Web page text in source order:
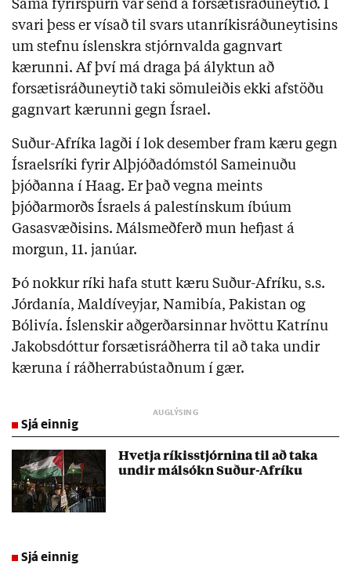
Sama fyrirspurn var send á forsætisráðuneytið. Í
svari þess er vísað til svars utanríkisráðuneytisins
um stefnu íslenskra stjórnvalda gagnvart
kærunni. Af því má draga þá ályktun að
forsætisráðuneytið taki sömuleiðis ekki afstöðu
gagnvart kærunni gegn Ísrael.
Suður-Afríka lagði í lok desember fram kæru gegn
Ísraelsríki fyrir Alþjóðadómstól Sameinuðu
þjóðanna í Haag. Er það vegna meints
þjóðarmorðs Ísraels á palestínskum íbúum
Gasasvæðisins. Málsmeðferð mun hefjast á
morgun, 11. janúar.
Þó nokkur ríki hafa stutt kæru Suður-Afríku, s.s.
Jórdanía, Maldíveyjar, Namibía, Pakistan og
Bólivía. Íslenskir aðgerðarsinnar hvöttu Katrínu
Jakobsdóttur forsætisráðherra til að taka undir
kæruna í ráðherrabústaðnum í gær.
Sjá einnig
Hvetja ríkisstjórnina til að taka
undir málsókn Suður-Afríku
Sjá einnig